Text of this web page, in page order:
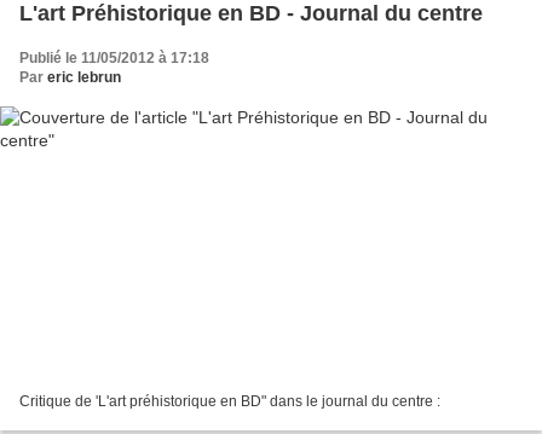
L'art Préhistorique en BD - Journal du centre
Publié le 11/05/2012 à 17:18
Par eric lebrun
Critique de 'L'art préhistorique en BD" dans le journal du centre :